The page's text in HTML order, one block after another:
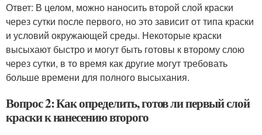
Ответ: В целом, можно наносить второй слой краски
через сутки после первого, но это зависит от типа краски
и условий окружающей среды. Некоторые краски
высыхают быстро и могут быть готовы к второму слою
через сутки, в то время как другие могут требовать
больше времени для полного высыхания.
Вопрос 2: Как определить, готов ли первый слой
краски к нанесению второго